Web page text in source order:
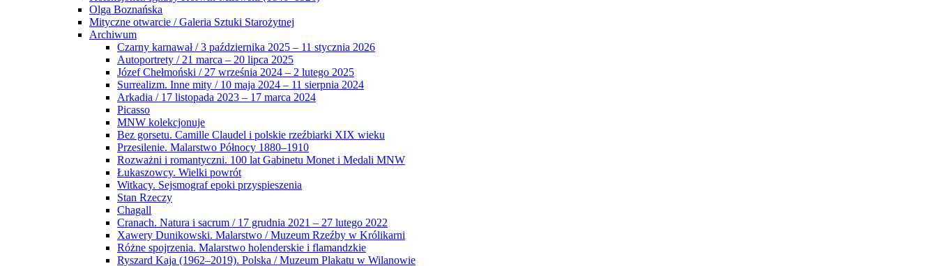
Olga Boznańska
Mityczne otwarcie / Galeria Sztuki Starożytnej
Archiwum
Czarny karnawał / 3 października 2025 – 11 stycznia 2026
Autoportrety / 21 marca – 20 lipca 2025
Józef Chełmoński / 27 września 2024 – 2 lutego 2025
Surrealizm. Inne mity / 10 maja 2024 – 11 sierpnia 2024
Arkadia / 17 listopada 2023 – 17 marca 2024
Picasso
MNW kolekcjonuje
Bez gorsetu. Camille Claudel i polskie rzeźbiarki XIX wieku
Przesilenie. Malarstwo Północy 1880–1910
Rozważni i romantyczni. 100 lat Gabinetu Monet i Medali MNW
Łukaszowcy. Wielki powrót
Witkacy. Sejsmograf epoki przyspieszenia
Stan Rzeczy
Chagall
Cranach. Natura i sacrum / 17 grudnia 2021 – 27 lutego 2022
Xawery Dunikowski. Malarstwo / Muzeum Rzeźby w Królikarni
Różne spojrzenia. Malarstwo holenderskie i flamandzkie
Ryszard Kaja (1962–2019). Polska / Muzeum Plakatu w Wilanowie